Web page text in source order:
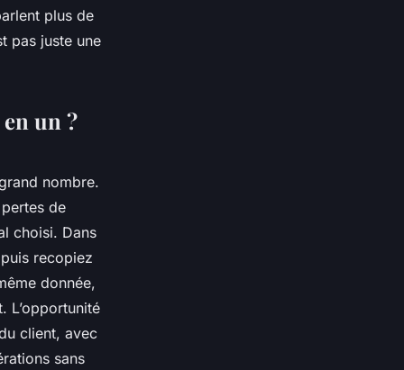
plus de
pas juste une
un ?
nombre.
de
choisi. Dans
recopiez
donnée,
L’opportunité
client, avec
sans